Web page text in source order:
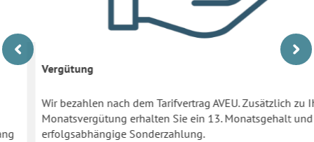
Vergütung
Wir bezahlen nach dem Tarifvertrag AVEU. Zusätzlich zu Ihrer
Monatsvergütung erhalten Sie ein 13. Monatsgehalt und eine
erfolgsabhängige Sonderzahlung.